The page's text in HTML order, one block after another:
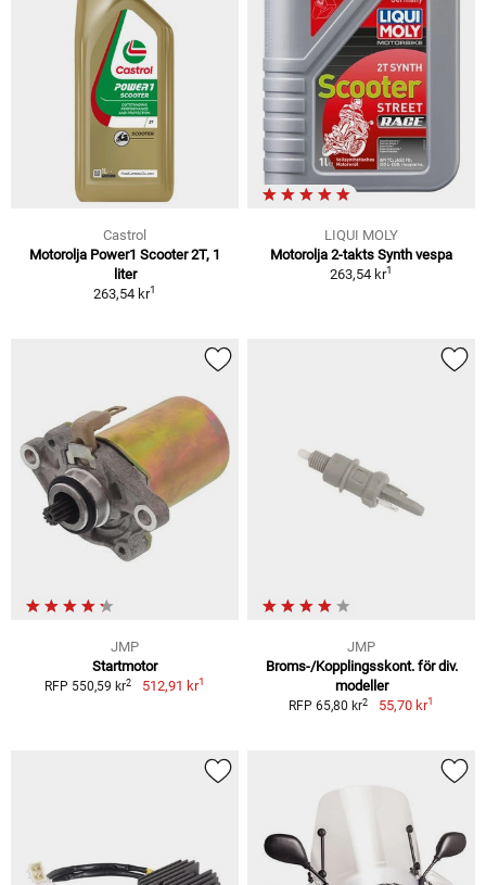
Castrol
Motorolja Power1 Scooter 2T, 1
liter
263,54 kr1
LIQUI MOLY
Motorolja 2-takts Synth vespa
263,54 kr1
JMP
Startmotor
RFP 550,59 kr2 512,91 kr1
JMP
Broms-/Kopplingsskont. för div.
modeller
RFP 65,80 kr2 55,70 kr1